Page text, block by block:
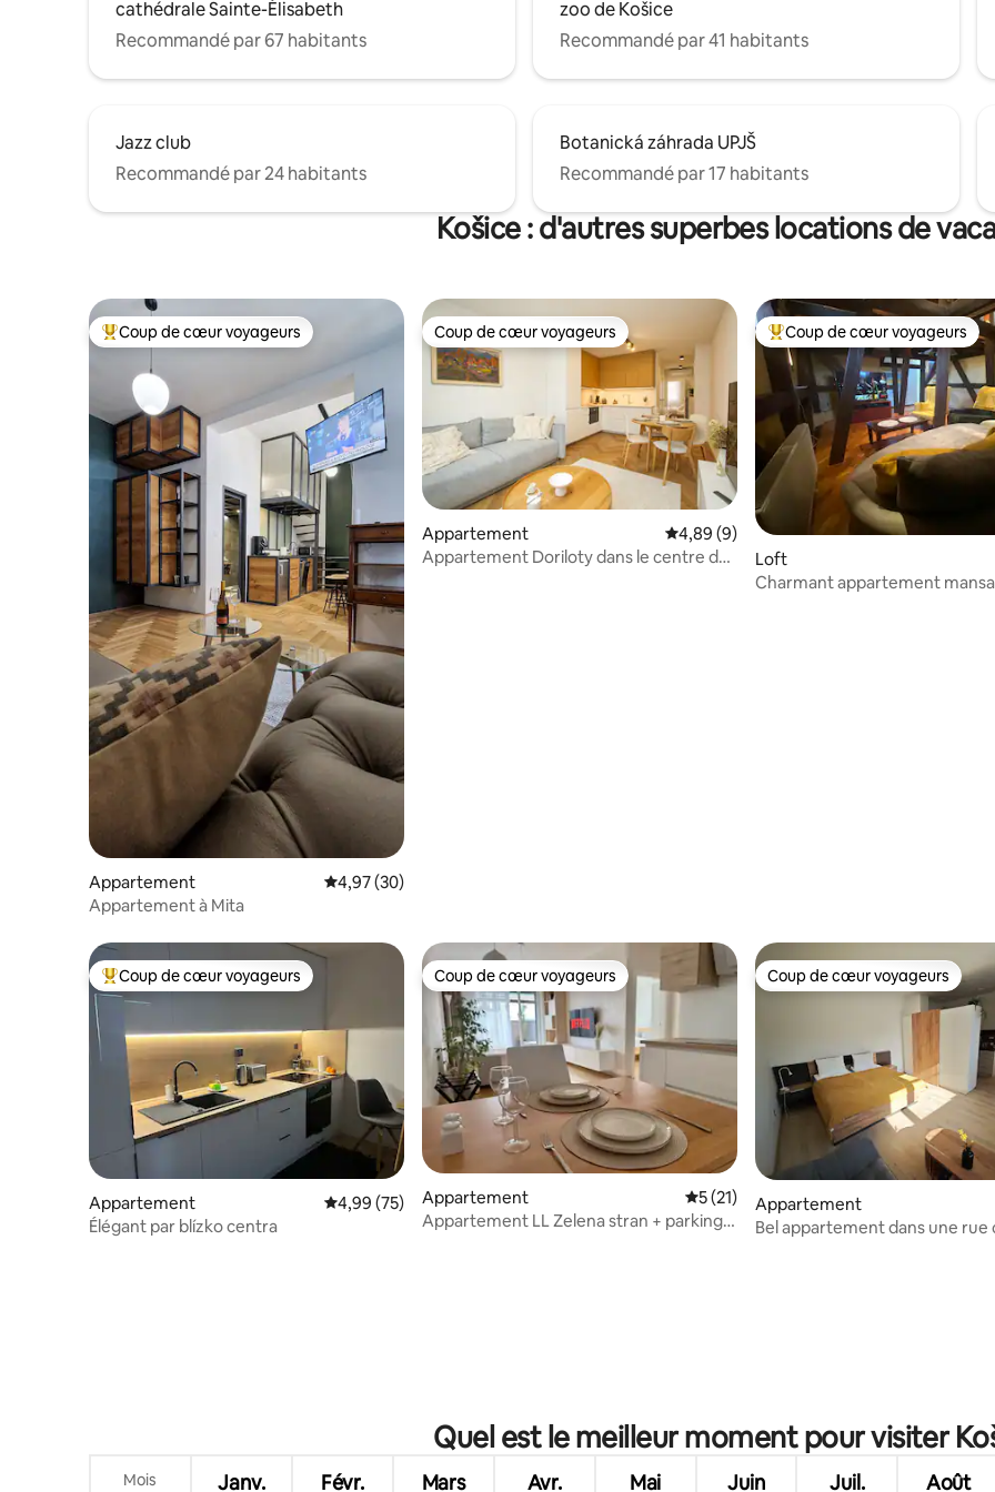
cathédrale Sainte-Élisabeth
Recommandé par 67 habitants
zoo de Košice
Recommandé par 41 habitants
Jazz club
Recommandé par 24 habitants
Botanická záhrada UPJŠ
Recommandé par 17 habitants
Košice : d'autres superbes locations de
Coups de cœur voyageurs les plus appréciés
Coup de cœur voyageurs
Appartement Évaluation moyenne sur la base de 30 commentaires : 4,97 sur 5
4,97 (30)
Appartement à Mita
Coup de cœur voyageurs
Coup de cœur voyageurs
Appartement Évaluation moyenne sur la base de 9
4,89 (9)
Appartement Doriloty dans le centre de
Coups de cœur voyageurs les
Coup de cœur voyageurs
Loft
Charmant appartement
Coups de cœur voyageurs les plus appréciés
Coup de cœur voyageurs
Appartement Évaluation moyenne sur la base de 75 commentaires : 4,99 sur 5
4,99 (75)
Élégant par blízko centra
Coup de cœur voyageurs
Coup de cœur voyageurs
Appartement Évaluation moyenne sur la base de 21
5 (21)
Appartement LL Zelena stran + parking
Coup de cœur voyageurs
Coup de cœur voyageurs
Appartement
Bel appartement dans une rue
Quel est le meilleur moment pour visiter
Mois Janv. Févr. Mars Avr. Mai Juin Juil. Août